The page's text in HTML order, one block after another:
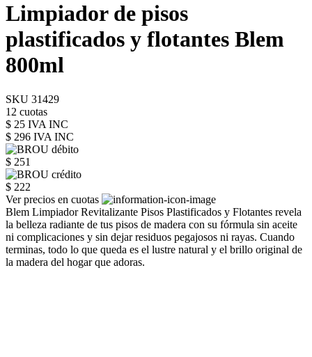
Limpiador de pisos
plastificados y flotantes Blem
800ml
SKU 31429
12 cuotas
$ 25 IVA INC
$ 296 IVA INC
$ 251
$ 222
Ver precios en cuotas
Blem Limpiador Revitalizante Pisos Plastificados y Flotantes revela
la belleza radiante de tus pisos de madera con su fórmula sin aceite
ni complicaciones y sin dejar residuos pegajosos ni rayas. Cuando
terminas, todo lo que queda es el lustre natural y el brillo original de
la madera del hogar que adoras.